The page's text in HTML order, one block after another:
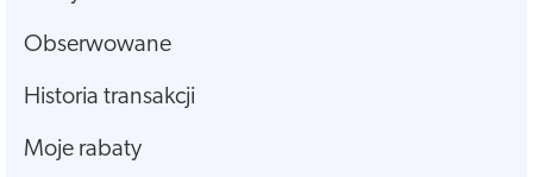
Obserwowane
Historia transakcji
Moje rabaty